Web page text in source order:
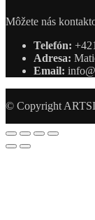
Môžete nás
Telefón:
Adresa:
Email:
© Copyright